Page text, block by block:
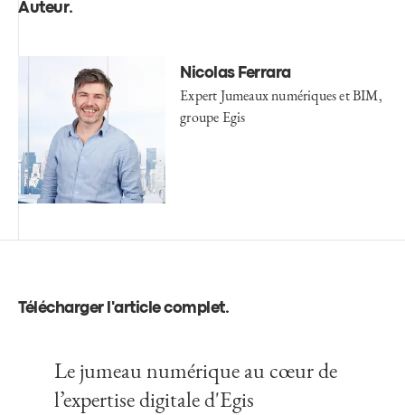
Auteur.
Nicolas Ferrara
Expert Jumeaux numériques et BIM,
groupe Egis
Télécharger l'article complet.
Le jumeau numérique au cœur de
l’expertise digitale d'Egis